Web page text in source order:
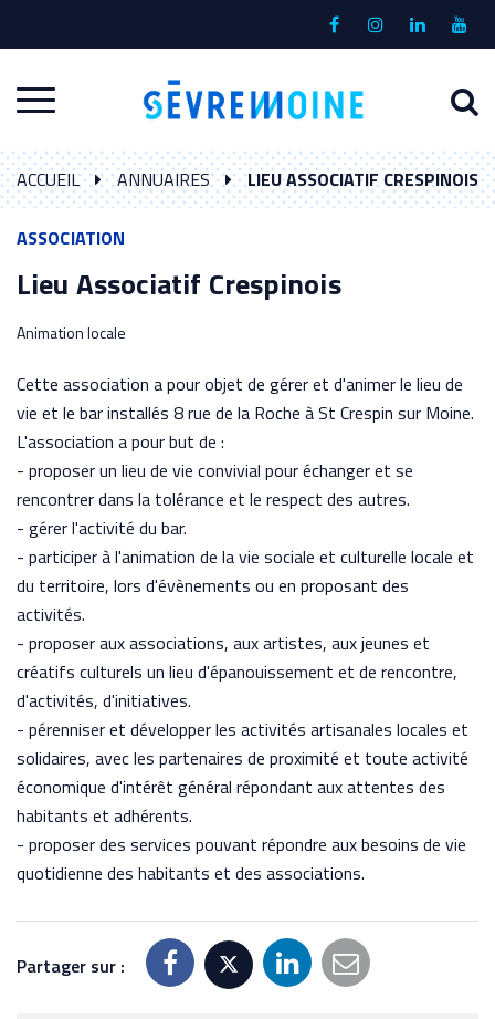
Lien
compte
Lien
Lien
compte
Lien
la
Aller
à
la
navigation
à
ACCUEIL ANNUAIRES LIEU ASSOCIATIF CRESPINOIS
ASSOCIATION
Lieu Associatif Crespinois
Animation locale
Cette association a pour objet de gérer et d'animer le lieu de
vie et le bar installés 8 rue de la Roche à St Crespin sur Moine.
L'association a pour but de :
- proposer un lieu de vie convivial pour échanger et se
rencontrer dans la tolérance et le respect des autres.
- gérer l'activité du bar.
- participer à l'animation de la vie sociale et culturelle locale et
du territoire, lors d'évènements ou en proposant des
activités.
- proposer aux associations, aux artistes, aux jeunes et
créatifs culturels un lieu d'épanouissement et de rencontre,
d'activités, d'initiatives.
- pérenniser et développer les activités artisanales locales et
solidaires, avec les partenaires de proximité et toute activité
économique d'intérêt général répondant aux attentes des
habitants et adhérents.
- proposer des services pouvant répondre aux besoins de vie
quotidienne des habitants et des associations.
Partager sur :